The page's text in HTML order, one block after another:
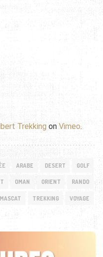
Trekking on Vimeo.
ARABE DESERT GOLF
OMAN ORIENT RANDO
TREKKING VOYAGE